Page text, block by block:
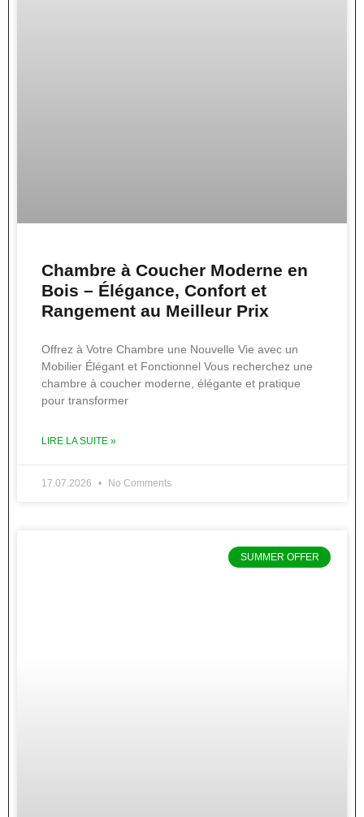
Chambre à Coucher Moderne en
Bois – Élégance, Confort et
Rangement au Meilleur Prix
Offrez à Votre Chambre une Nouvelle Vie avec un
Mobilier Élégant et Fonctionnel Vous recherchez une
chambre à coucher moderne, élégante et pratique
pour transformer
LIRE LA SUITE »
17.07.2026 No Comments
SUMMER OFFER